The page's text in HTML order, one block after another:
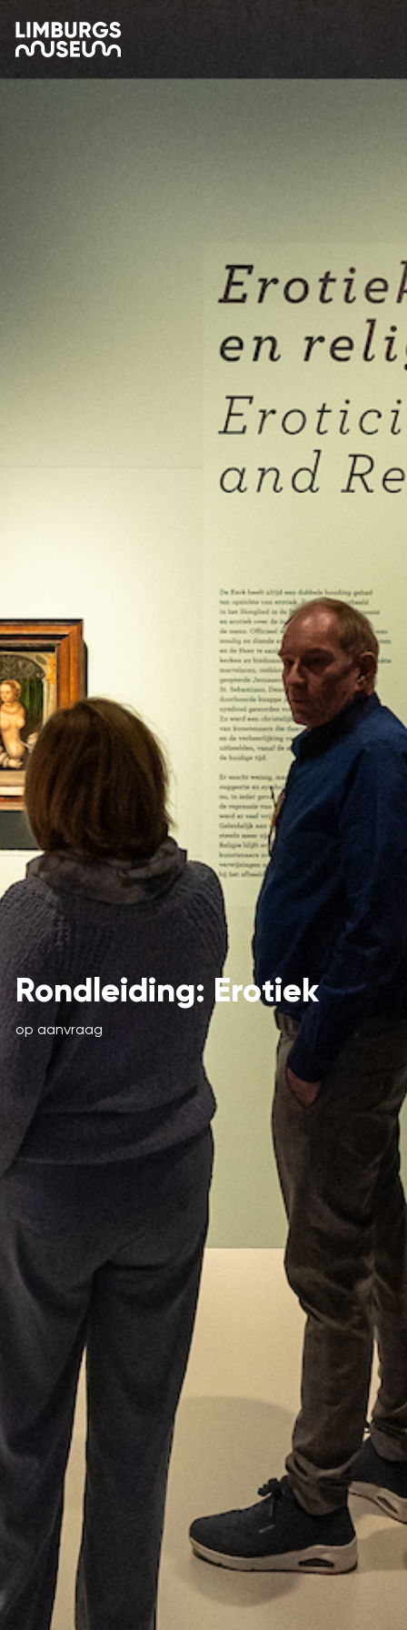
Rondleiding: Erotiek
op aanvraag